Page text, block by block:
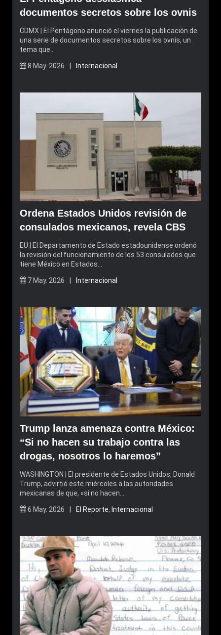
documentos secretos sobre los ovnis
CDMX | El Pentágono anunció el viernes la publicación de
una serie de documentos secretos sobre los ovnis, un
tema que…
8 May. 2026 | Internacional
Ordena Estados Unidos revisión de
consulados mexicanos, revela CBS
EU | El Departamento de Estado estadounidense ordenó
la revisión del funcionamiento de los 53 consulados que
tiene México en Estados…
7 May. 2026 | Internacional
Trump lanza amenaza contra México:
“Si no hacen su trabajo contra las
drogas, nosotros lo haremos”
WASHINGTON | El presidente de Estados Unidos, Donald
Trump, advirtió este miércoles a las autoridades
mexicanas de que, «si no hacen…
6 May. 2026 | El Reporte, Internacional